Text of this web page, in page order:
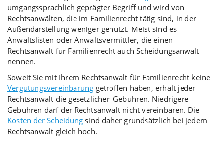
umgangssprachlich geprägter Begriff und wird von
Rechtsanwälten, die im Familienrecht tätig sind, in der
Außendarstellung weniger genutzt. Meist sind es
Anwaltslisten oder Anwaltsvermittler, die einen
Rechtsanwalt für Familienrecht auch Scheidungsanwalt
nennen.
Soweit Sie mit Ihrem Rechtsanwalt für Familienrecht keine
Vergütungsvereinbarung getroffen haben, erhält jeder
Rechtsanwalt die gesetzlichen Gebühren. Niedrigere
Gebühren darf der Rechtsanwalt nicht vereinbaren. Die
Kosten der Scheidung sind daher grundsätzlich bei jedem
Rechtsanwalt gleich hoch.